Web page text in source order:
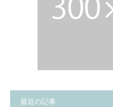
最近の記事